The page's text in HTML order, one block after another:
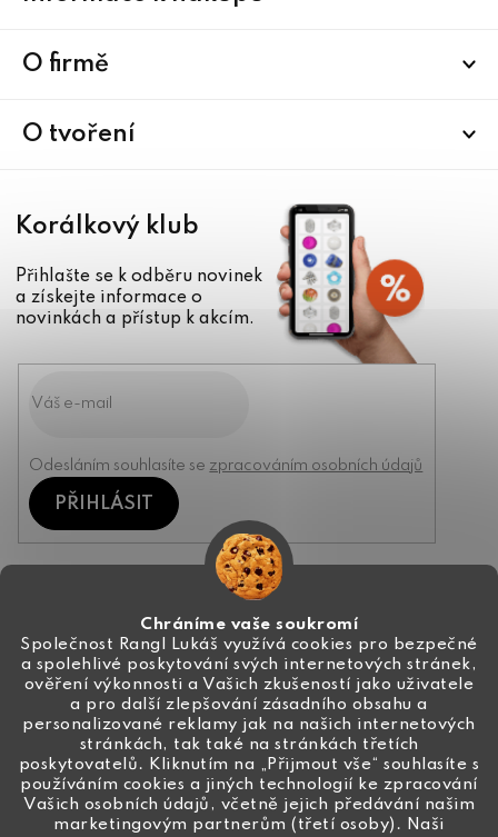
Chráníme vaše soukromí
Společnost Rangl Lukáš využívá cookies pro bezpečné
a spolehlivé poskytování svých internetových stránek,
ověření výkonnosti a Vašich zkušeností jako uživatele
a pro další zlepšování zásadního obsahu a
personalizované reklamy jak na našich internetových
stránkách, tak také na stránkách třetích
poskytovatelů. Kliknutím na „Přijmout vše“ souhlasíte s
používáním cookies a jiných technologií ke zpracování
Vašich osobních údajů, včetně jejich předávání našim
marketingovým partnerům (třetí osoby). Naši
O firmě
O tvoření
Korálkový klub
Přihlašte se k odběru novinek
a získejte informace o
novinkách a přístup k akcím.
Odesláním souhlasíte se zpracováním osobních údajů
PŘIHLÁSIT
info@ceske-koralky.cz
+420 774 444 191